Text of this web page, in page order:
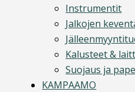
Instrumentit
Jalkojen
Kalusteet &
Suojaus ja
KAMPAAMO